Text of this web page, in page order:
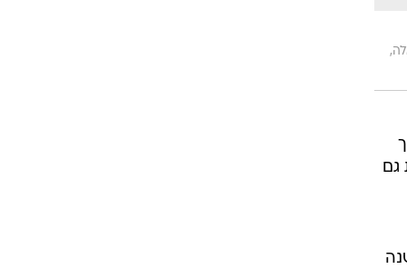
גם